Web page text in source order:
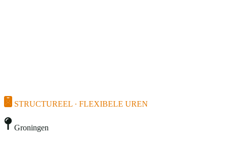
STRUCTUREEL · FLEXIBELE UREN
Groningen